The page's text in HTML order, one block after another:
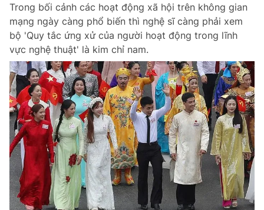
Trong bối cảnh các hoạt động xã hội trên không gian
mạng ngày càng phổ biến thì nghệ sĩ càng phải xem
bộ 'Quy tắc ứng xử của người hoạt động trong lĩnh
vực nghệ thuật' là kim chỉ nam.